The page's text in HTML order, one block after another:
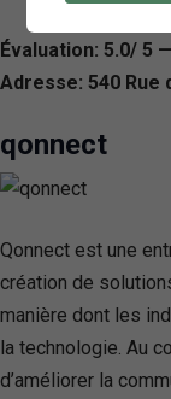
Évaluation: 5.0/ 5
Adresse: 540 Rue
qonnect
Qonnect est une
création de
manière dont les
la technologie. Au
d’améliorer la